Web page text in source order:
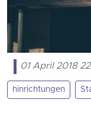
01 April 2018
hinrichtungen